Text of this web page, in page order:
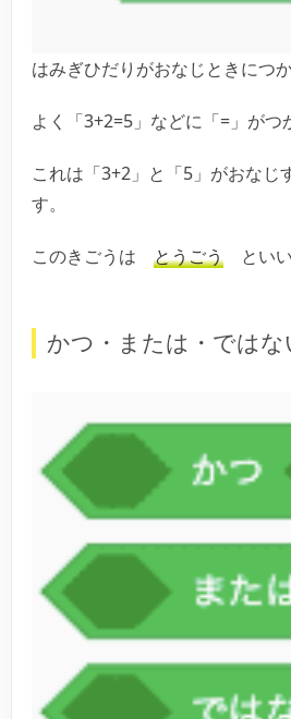
はみぎひだりがおなじときにつか
よく「3+2=5」などに「=」がつ
これは「3+2」と「5」がおなじ
す。
このきごうは とうごう といい
かつ・または・ではな